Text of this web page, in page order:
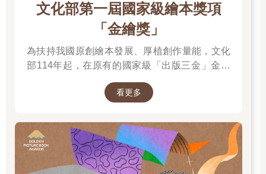
的聯想，主題的重要面向開始浮現。當人們在彼此的第一個語詞
上進行增補時，團體原本的聯想語詞逐漸擴展，到此時，會出現
一張含有重要特徵和相關想法的大圖，不過，這些想法是自由散
布在紙上，它們之間的關係需要被連結起來。
一旦團體成員已經窮盡所能想到的連結，就根據討論紀錄中浮現
己的新學習，寫出個人對於該主題的定義。藉由記錄所有過程和
逐步投入參與，學生的學習和思考獲得了支持的鷹架，並且變得
．挑選適當教材．
「筆談」經常在課程單元一開始時，用於探索激發性的探究問
文化部第一屆國家級繪本獎項
「金繪獎」
為扶持我國原創繪本發展、厚植創作量能，文化
部114年起，在原有的國家級「出版三金」金鼎
促進台灣圖文出版的多元發展。獎項分為「特別
「跨域應用獎」、「年度繪本獎」，以及「金繪
大獎」。
看更多